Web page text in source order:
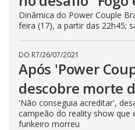
Dinâmica do Power Couple
feira (17), a partir das 22h45;
DO R7/26/07/2021
Após 'Power
descobre morte
'Não conseguia acreditar',
campeão do reality show que
funkeiro morreu